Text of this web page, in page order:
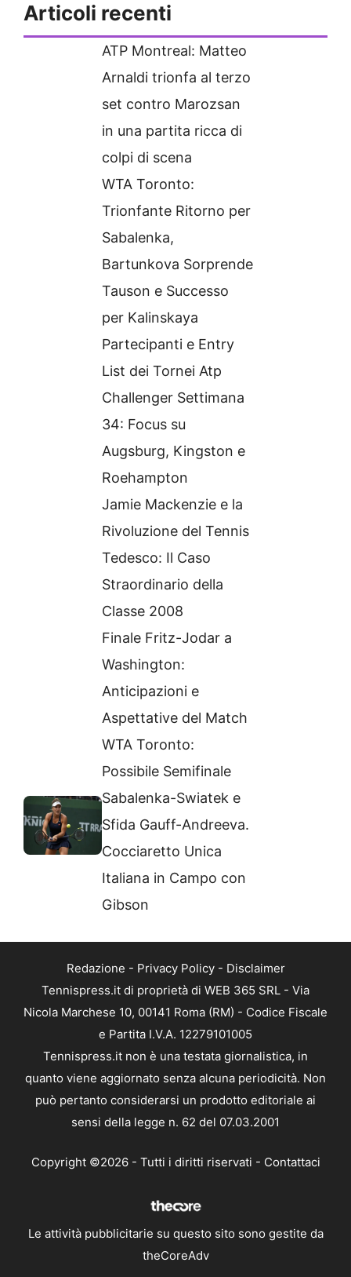
Articoli recenti
ATP Montreal: Matteo
Arnaldi trionfa al terzo
set contro Marozsan
in una partita ricca di
colpi di scena
WTA Toronto:
Trionfante Ritorno per
Sabalenka,
Bartunkova Sorprende
Tauson e Successo
per Kalinskaya
Partecipanti e Entry
List dei Tornei Atp
Challenger Settimana
34: Focus su
Augsburg, Kingston e
Roehampton
Jamie Mackenzie e la
Rivoluzione del Tennis
Tedesco: Il Caso
Straordinario della
Classe 2008
Finale Fritz-Jodar a
Washington:
Anticipazioni e
Aspettative del Match
WTA Toronto:
Possibile Semifinale
Sabalenka-Swiatek e
Sfida Gauff-Andreeva.
Cocciaretto Unica
Italiana in Campo con
Gibson
Redazione - Privacy Policy- Disclaimer
Tennispress.it di proprietà di WEB 365 SRL - Via
Nicola Marchese 10, 00141 Roma (RM) - Codice Fiscale
e Partita I.V.A. 12279101005
Tennispress.it non è una testata giornalistica, in
quanto viene aggiornato senza alcuna periodicità. Non
può pertanto considerarsi un prodotto editoriale ai
sensi della legge n. 62 del 07.03.2001
Copyright ©2026 - Tutti i diritti riservati - Contattaci
Le attività pubblicitarie su questo sito sono gestite da
theCoreAdv